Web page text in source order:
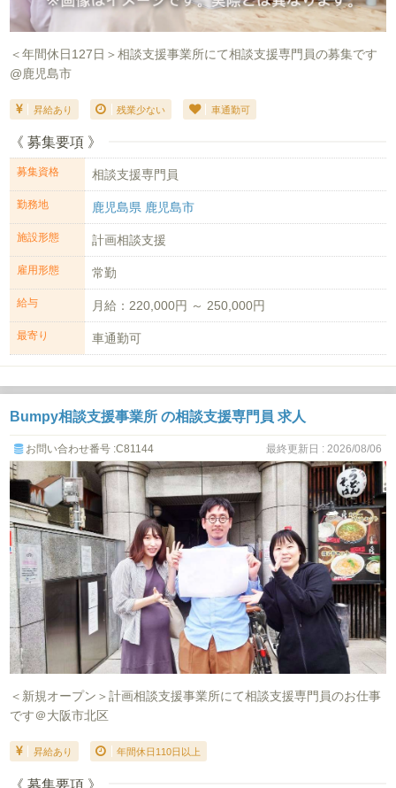
＜年間休日127日＞相談支援事業所にて相談支援専門員の募集です
@鹿児島市
昇給あり 残業少ない 車通勤可
《 募集要項 》
募集資格 相談支援専門員
勤務地 鹿児島県 鹿児島市
施設形態 計画相談支援
雇用形態 常勤
給与 月給：220,000円 ～ 250,000円
最寄り 車通勤可
Bumpy相談支援事業所 の相談支援専門員 求人
お問い合わせ番号 :C81144 最終更新日 : 2026/08/06
＜新規オープン＞計画相談支援事業所にて相談支援専門員のお仕事
です＠大阪市北区
昇給あり 年間休日110日以上
《 募集要項 》